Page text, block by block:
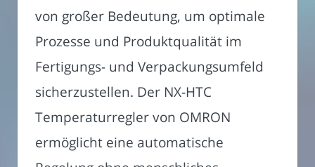
von großer Bedeutung, um optimale
Prozesse und Produktqualität im
Fertigungs- und Verpackungsumfeld
sicherzustellen. Der NX-HTC
Temperaturregler von OMRON
ermöglicht eine automatische